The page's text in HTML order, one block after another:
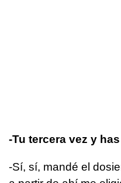
-Tu tercera vez y
-Sí, sí, mandé el